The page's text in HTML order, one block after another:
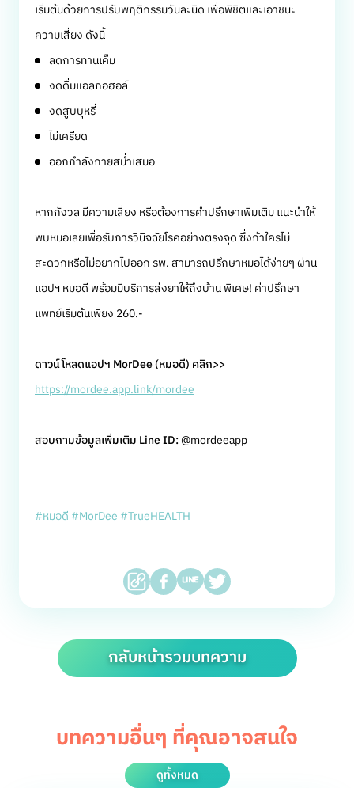
เริ่มต้นด้วยการปรับพฤติกรรมวันละนิด เพื่อพิชิตและเอาชนะ
ความเสี่ยง ดังนี้
ลดการทานเค็ม
งดดื่มแอลกอฮอล์
งดสูบบุหรี่
ไม่เครียด
ออกกำลังกายสม่ำเสมอ
หากกังวล มีความเสี่ยง หรือต้องการคำปรึกษาเพิ่มเติม แนะนำให้
พบหมอเลยเพื่อรับการวินิจฉัยโรคอย่างตรงจุด ซึ่งถ้าใครไม่
สะดวกหรือไม่อยากไปออก รพ. สามารถปรึกษาหมอได้ง่ายๆ ผ่าน
แอปฯ หมอดี พร้อมมีบริการส่งยาให้ถึงบ้าน พิเศษ! ค่าปรึกษา
แพทย์เริ่มต้นเพียง 260.-
ดาวน์โหลดแอปฯ MorDee (หมอดี) คลิก>>
https://mordee.app.link/mordee
สอบถามข้อมูลเพิ่มเติม Line ID: @mordeeapp
#หมอดี#MorDee#TrueHEALTH
กลับหน้ารวมบทความ
บทความอื่นๆ ที่คุณอาจสนใจ
ดูทั้งหมด